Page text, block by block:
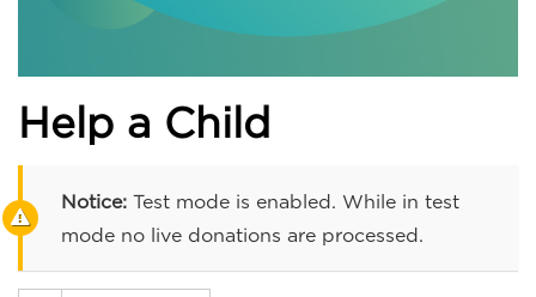
Help a Child
Notice: Test mode is enabled. While in test
mode no live donations are processed.